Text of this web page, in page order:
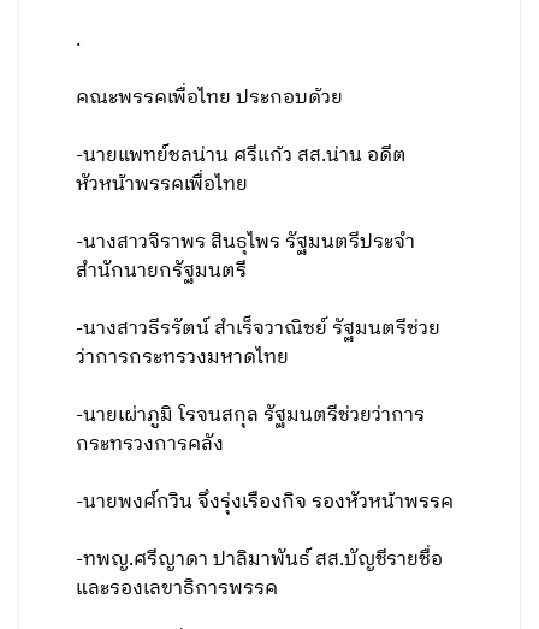
.
คณะพรรคเพื่อไทย ประกอบด้วย
-นายแพทย์ชลน่าน ศรีแก้ว สส.น่าน อดีต
หัวหน้าพรรคเพื่อไทย
-นางสาวจิราพร สินธุไพร รัฐมนตรีประจำ
สำนักนายกรัฐมนตรี
-นางสาวธีรรัตน์ สําเร็จวาณิชย์ รัฐมนตรีช่วย
ว่าการกระทรวงมหาดไทย
-นายเผ่าภูมิ โรจนสกุล รัฐมนตรีช่วยว่าการ
กระทรวงการคลัง
-นายพงศ์กวิน จึงรุ่งเรืองกิจ รองหัวหน้าพรรค
-ทพญ.ศรีญาดา ปาลิมาพันธ์ สส.บัญชีรายชื่อ
และรองเลขาธิการพรรค